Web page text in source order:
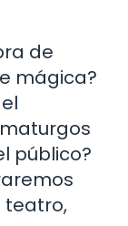
de
mágica?
público?
teatro,